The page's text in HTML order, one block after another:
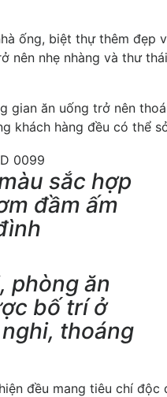
ống, biệt thự thêm đẹp
nên nhẹ nhàng và thư
gian ăn uống trở nên
khách hàng đều có thể
sắc hợp
đầm ấm
phòng ăn
bố trí ở
thoáng
đều mang tiêu chí độc